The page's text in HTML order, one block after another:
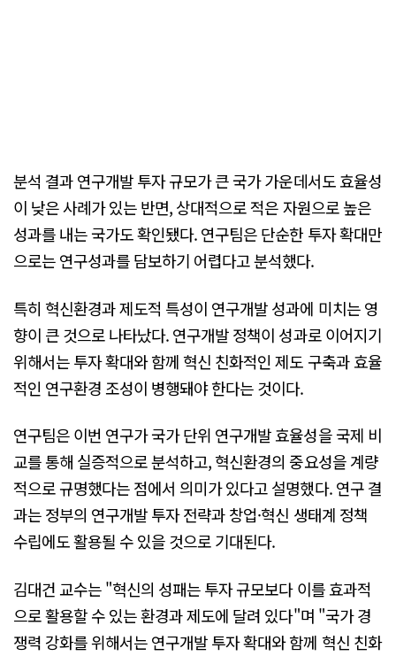
분석 결과 연구개발 투자 규모가 큰 국가 가운데서도 효율성
이 낮은 사례가 있는 반면, 상대적으로 적은 자원으로 높은
성과를 내는 국가도 확인됐다. 연구팀은 단순한 투자 확대만
으로는 연구성과를 담보하기 어렵다고 분석했다.
특히 혁신환경과 제도적 특성이 연구개발 성과에 미치는 영
향이 큰 것으로 나타났다. 연구개발 정책이 성과로 이어지기
위해서는 투자 확대와 함께 혁신 친화적인 제도 구축과 효율
적인 연구환경 조성이 병행돼야 한다는 것이다.
연구팀은 이번 연구가 국가 단위 연구개발 효율성을 국제 비
교를 통해 실증적으로 분석하고, 혁신환경의 중요성을 계량
적으로 규명했다는 점에서 의미가 있다고 설명했다. 연구 결
과는 정부의 연구개발 투자 전략과 창업·혁신 생태계 정책
수립에도 활용될 수 있을 것으로 기대된다.
김대건 교수는 "혁신의 성패는 투자 규모보다 이를 효과적
으로 활용할 수 있는 환경과 제도에 달려 있다"며 "국가 경
쟁력 강화를 위해서는 연구개발 투자 확대와 함께 혁신 친화